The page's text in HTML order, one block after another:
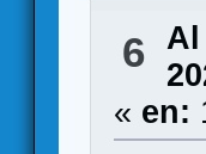
6 Al
« en: